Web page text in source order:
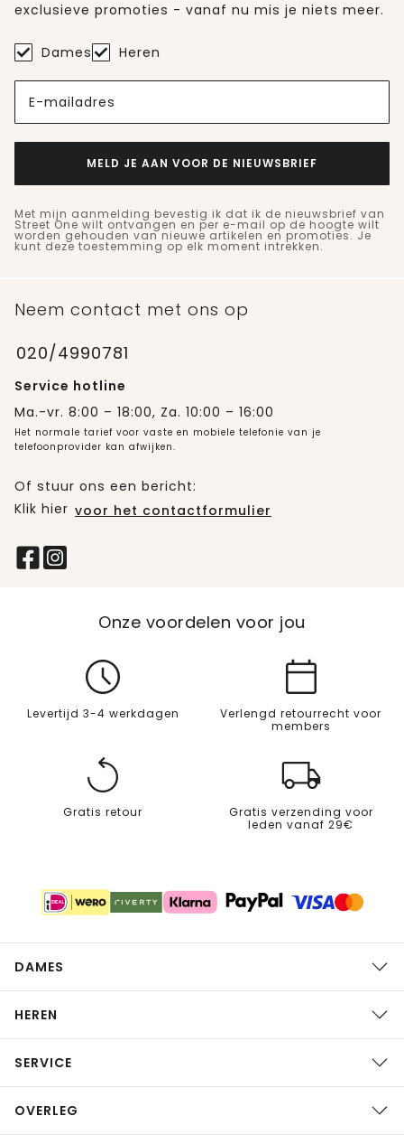
exclusieve promoties - vanaf nu mis je niets meer.
Dames Heren
E-mailadres
MELD JE AAN VOOR DE NIEUWSBRIEF
Met mijn aanmelding bevestig ik dat ik de nieuwsbrief van
Street One wilt ontvangen en per e-mail op de hoogte wilt
worden gehouden van nieuwe artikelen en promoties. Je
kunt deze toestemming op elk moment intrekken.
Neem contact met ons op
020/4990781
Service hotline
Ma.-vr. 8:00 – 18:00, Za. 10:00 – 16:00
Het normale tarief voor vaste en mobiele telefonie van je
telefoonprovider kan afwijken.
Of stuur ons een bericht:
Klik hier voor het contactformulier
Onze voordelen voor jou
Levertijd 3-4 werkdagen
Verlengd retourrecht voor
members
Gratis retour
Gratis verzending voor
leden vanaf 29€
DAMES
HEREN
SERVICE
OVERLEG